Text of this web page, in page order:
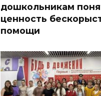
дошкольникам
ценность
помощи